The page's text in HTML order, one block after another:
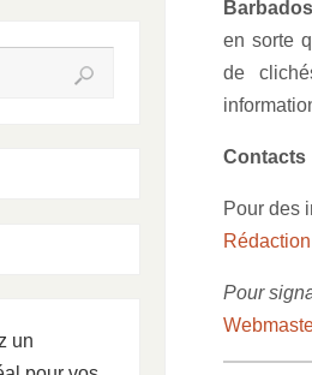
en sorte
de
Contacts
Pour des
Rédaction
Pour
un